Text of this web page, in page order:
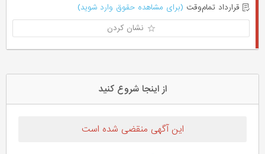
قرارداد تمام‌وقت (برای مشاهده حقوق وارد شوید)
نشان کردن
از اینجا شروع کنید
این آگهی منقضی شده است